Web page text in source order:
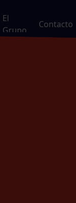
El
Grupo
Contacto